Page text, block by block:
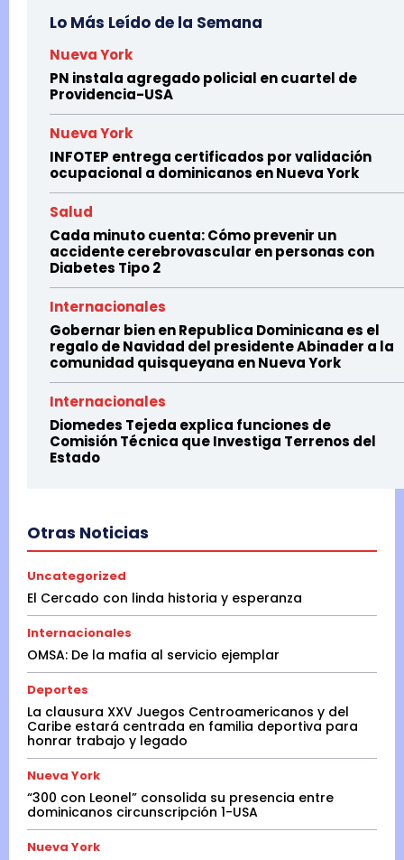
Lo Más Leído de la Semana
Nueva York
PN instala agregado policial en cuartel de
Providencia-USA
Nueva York
INFOTEP entrega certificados por validación
ocupacional a dominicanos en Nueva York
Salud
Cada minuto cuenta: Cómo prevenir un
accidente cerebrovascular en personas con
Diabetes Tipo 2
Internacionales
Gobernar bien en Republica Dominicana es el
regalo de Navidad del presidente Abinader a la
comunidad quisqueyana en Nueva York
Internacionales
Diomedes Tejeda explica funciones de
Comisión Técnica que Investiga Terrenos del
Estado
Otras Noticias
Uncategorized
El Cercado con linda historia y esperanza
Internacionales
OMSA: De la mafia al servicio ejemplar
Deportes
La clausura XXV Juegos Centroamericanos y del
Caribe estará centrada en familia deportiva para
honrar trabajo y legado
Nueva York
“300 con Leonel” consolida su presencia entre
dominicanos circunscripción 1-USA
Nueva York